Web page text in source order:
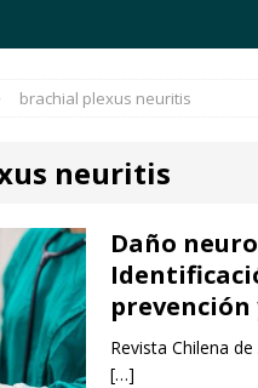
brachial plexus neuritis
neuritis
Daño
Revista Chilena
[…]